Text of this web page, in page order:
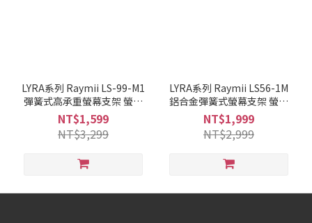
LYRA系列 Raymii LS-99-M1
彈簧式高承重螢幕支架 螢幕
增高支架
NT$1,599
NT$3,299
LYRA系列 Raymii LS56-1M
鋁合金彈簧式螢幕支架 螢幕
架
NT$1,999
NT$2,999